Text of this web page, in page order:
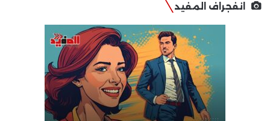
انفجراف المفيد